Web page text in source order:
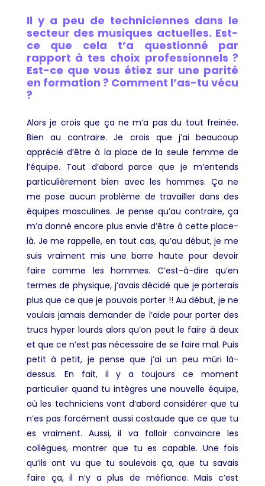
Il y a peu de techniciennes dans le
secteur des musiques actuelles. Est-
ce que cela t’a questionné par
rapport à tes choix professionnels ?
Est-ce que vous étiez sur une parité
en formation ? Comment l’as-tu vécu
?
Alors je crois que ça ne m’a pas du tout freinée.
Bien au contraire. Je crois que j’ai beaucoup
apprécié d’être à la place de la seule femme de
l’équipe. Tout d’abord parce que je m’entends
particulièrement bien avec les hommes. Ça ne
me pose aucun problème de travailler dans des
équipes masculines. Je pense qu’au contraire, ça
m’a donné encore plus envie d’être à cette place-
là. Je me rappelle, en tout cas, qu’au début, je me
suis vraiment mis une barre haute pour devoir
faire comme les hommes. C’est-à-dire qu’en
termes de physique, j’avais décidé que je porterais
plus que ce que je pouvais porter !! Au début, je ne
voulais jamais demander de l’aide pour porter des
trucs hyper lourds alors qu’on peut le faire à deux
et que ce n’est pas nécessaire de se faire mal. Puis
petit à petit, je pense que j’ai un peu mûri là-
dessus. En fait, il y a toujours ce moment
particulier quand tu intègres une nouvelle équipe,
où les techniciens vont d’abord considérer que tu
n’es pas forcément aussi costaude que ce que tu
es vraiment. Aussi, il va falloir convaincre les
collègues, montrer que tu es capable. Une fois
qu’ils ont vu que tu soulevais ça, que tu savais
faire ça, il n’y a plus de méfiance. Mais c’est